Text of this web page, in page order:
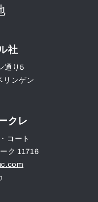
社
通り5
リンゲン
クレ
コート
ク 11716